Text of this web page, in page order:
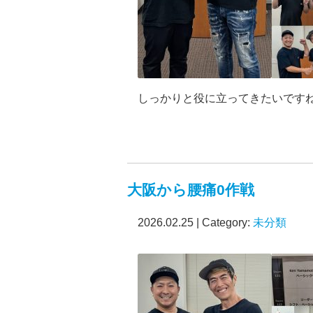
しっかりと役に立ってきたいです
大阪から腰痛0作戦
2026.02.25 | Category: 未分類